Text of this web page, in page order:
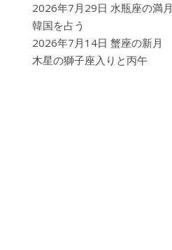
2026年7月29日 水瓶座の満月
韓国を占う
2026年7月14日 蟹座の新月
木星の獅子座入りと丙午